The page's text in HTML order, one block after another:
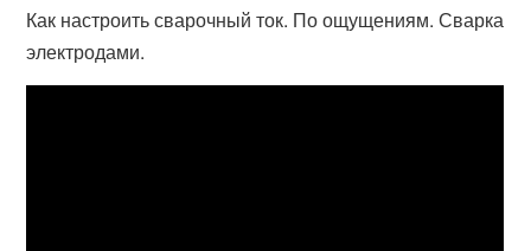
Как настроить сварочный ток. По ощущениям. Сварка
электродами.